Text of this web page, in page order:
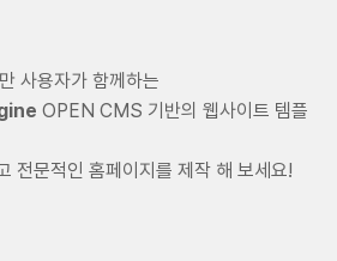
사용자가 함께하는
OPEN CMS 기반의 웹사이트 템플
전문적인 홈페이지를 제작 해 보세요!